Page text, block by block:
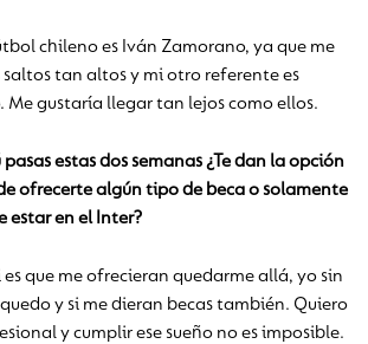
chileno es Iván Zamorano, ya que me
saltos tan altos y mi otro referente es
Me gustaría llegar tan lejos como ellos.
pasas estas dos semanas ¿Te dan la opción
ofrecerte algún tipo de beca o solamente
estar en el Inter?
que me ofrecieran quedarme allá, yo sin
y si me dieran becas también. Quiero
y cumplir ese sueño no es imposible.